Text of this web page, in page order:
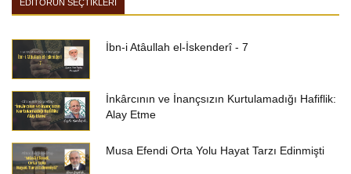
EDİTÖRÜN SEÇTİKLERİ
İbn-i Atâullah el-İskenderî - 7
İnkârcının ve İnançsızın Kurtulamadığı Hafiflik:
Alay Etme
Musa Efendi Orta Yolu Hayat Tarzı Edinmişti